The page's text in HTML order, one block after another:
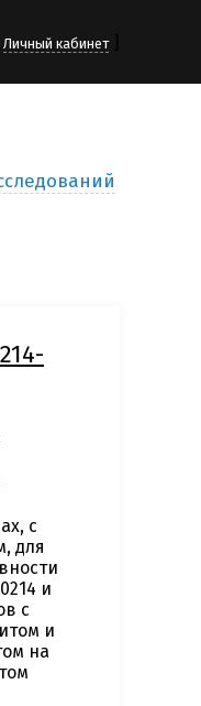
Личный кабинет
с
для
и
с
и
на